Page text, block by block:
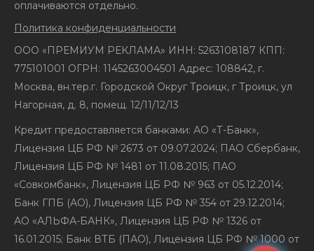
оплачиваются отдельно.
Политика конфиденциальности
ООО «ПРЕМИУМ РЕКЛАМА» ИНН: 5263108187 КПП:
775101001 ОГРН: 1145263004501 Адрес: 108842, г.
Москва, вн.тер.г. Городской Округ Троицк, г Троицк, ул
Нагорная, д. 8, помещ. 12/11/12/13
Кредит предоставляется банками: АО «Т-Банк»,
Лицензия ЦБ РФ № 2673 от 09.07.2024; ПАО Сбербанк,
Лицензия ЦБ РФ № 1481 от 11.08.2015; ПАО
«Совкомбанк», Лицензия ЦБ РФ № 963 от 05.12.2014;
Банк ГПБ (АО), Лицензия ЦБ РФ № 354 от 29.12.2014;
АО «АЛЬФА-БАНК», Лицензия ЦБ РФ № 1326 от
16.01.2015; Банк ВТБ (ПАО), Лицензия ЦБ РФ № 1000 от